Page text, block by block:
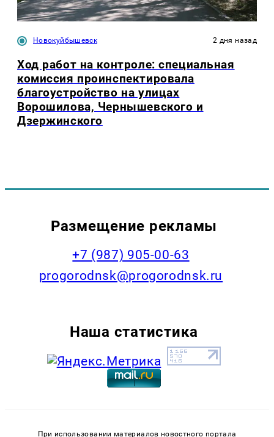
Новокуйбышевск 2 дня назад
Ход работ на контроле: специальная
комиссия проинспектировала
благоустройство на улицах
Ворошилова, Чернышевского и
Дзержинского
Размещение рекламы
+7 (987) 905-00-63
progorodnsk@progorodnsk.ru
Наша статистика
При использовании материалов новостного портала